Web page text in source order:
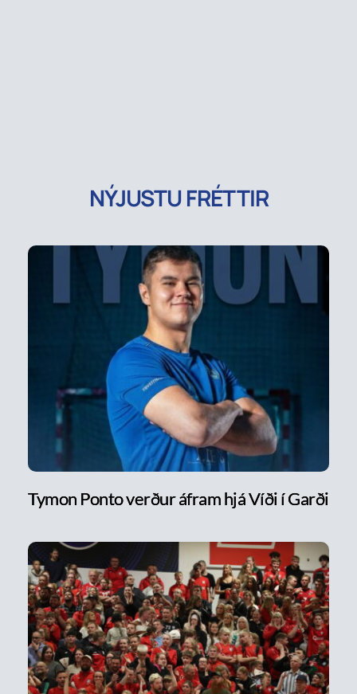
NÝJUSTU FRÉTTIR
Tymon Ponto verður áfram hjá Víði í Garði